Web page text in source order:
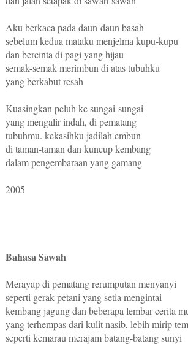
Aku berkaca pada daun-daun basah
sebelum kedua mataku menjelma kupu-kupu
dan bercinta di pagi yang hijau
semak-semak merimbun di atas tubuhku
yang berkabut resah
Kuasingkan peluh ke sungai-sungai
yang mengalir indah, di pematang
tubuhmu. kekasihku jadilah embun
di taman-taman dan kuncup kembang
dalam pengembaraan yang gamang
2005
Bahasa Sawah
Merayap di pematang rerumputan menyanyi
seperti gerak petani yang setia mengintai
kembang jagung dan beberapa lembar cerita
yang terhempas dari kulit nasib, lebih mirip
seperti kemarau merajam batang-batang sunyi